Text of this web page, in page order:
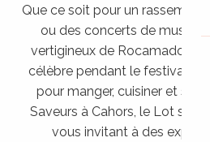
Que ce soit pour un
ou des concerts de musique
vertigineux de Rocamadour,
célèbre pendant le festival de
pour manger, cuisiner et
Saveurs à Cahors, le Lot sait
vous invitant à des